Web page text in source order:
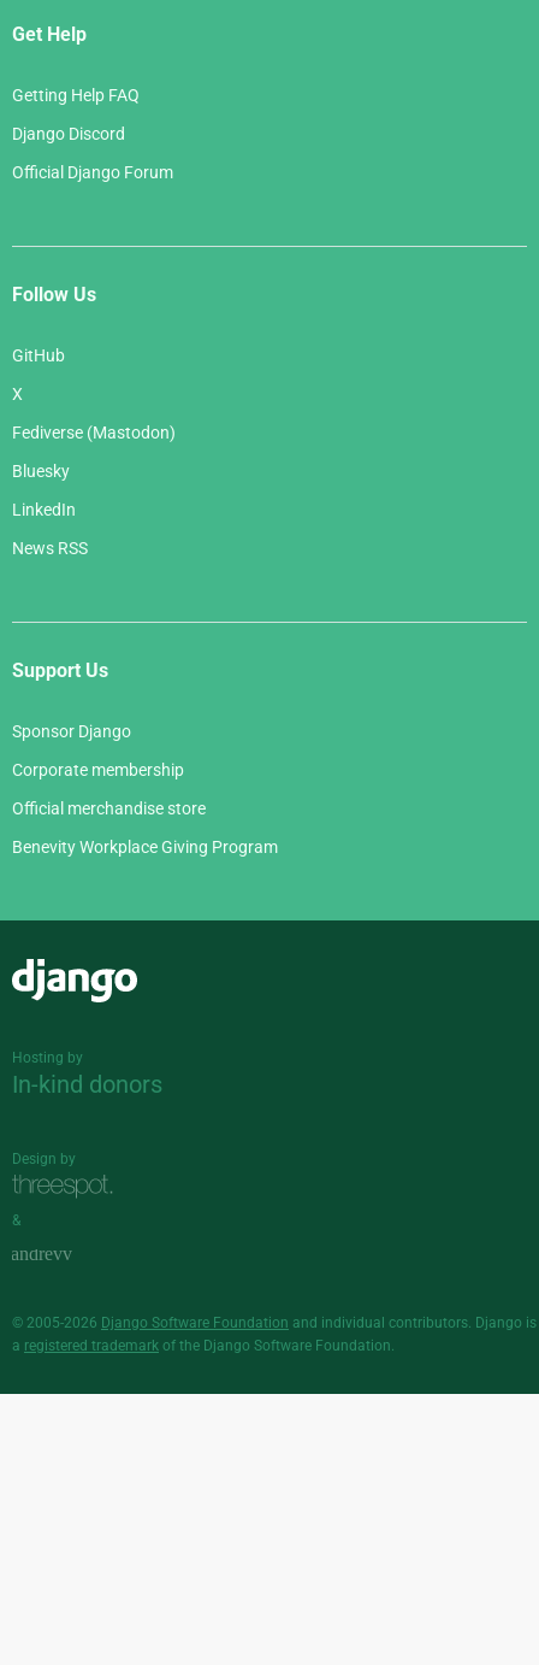
Get Help
Getting Help FAQ
Django Discord
Official Django Forum
Follow Us
GitHub
X
Fediverse (Mastodon)
Bluesky
LinkedIn
News RSS
Support Us
Sponsor Django
Corporate membership
Official merchandise store
Benevity Workplace Giving Program
Hosting by
In-kind donors
Design by
&
© 2005-2026 Django Software Foundation and individual contributors. Django is
a registered trademark of the Django Software Foundation.